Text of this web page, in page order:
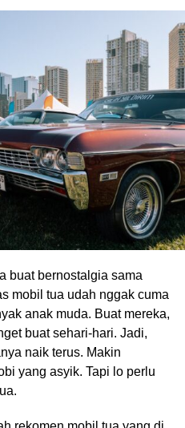
buat bernostalgia sama
mobil tua udah nggak cuma
anak muda. Buat mereka,
buat sehari-hari. Jadi,
naik terus. Makin
yang asyik. Tapi lo perlu